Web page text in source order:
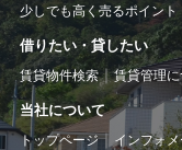
少しでも高く売るポイント
借りたい・貸したい
賃貸物件検索 賃貸管理
当社について
トップページ インフォ